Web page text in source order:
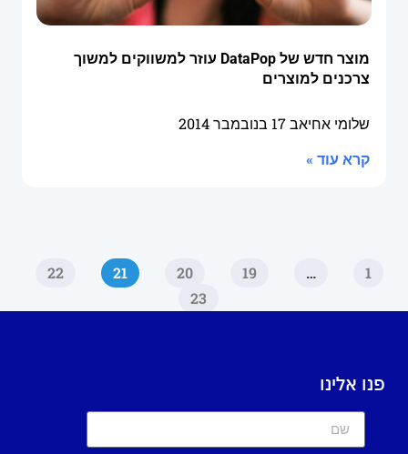
מוצר חדש של DataPop עוזר למשווקים למשוך
צרכנים למוצרים
שלומי אחיאב17 בנובמבר 2014
קרא עוד »
1
…
19
20
21
22
23
פנו אלינו